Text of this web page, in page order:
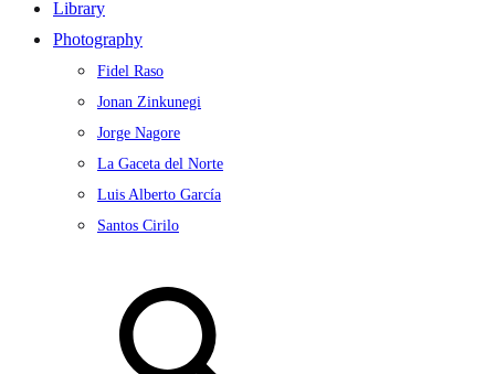
Library
Photography
Fidel Raso
Jonan Zinkunegi
Jorge Nagore
La Gaceta del Norte
Luis Alberto García
Santos Cirilo